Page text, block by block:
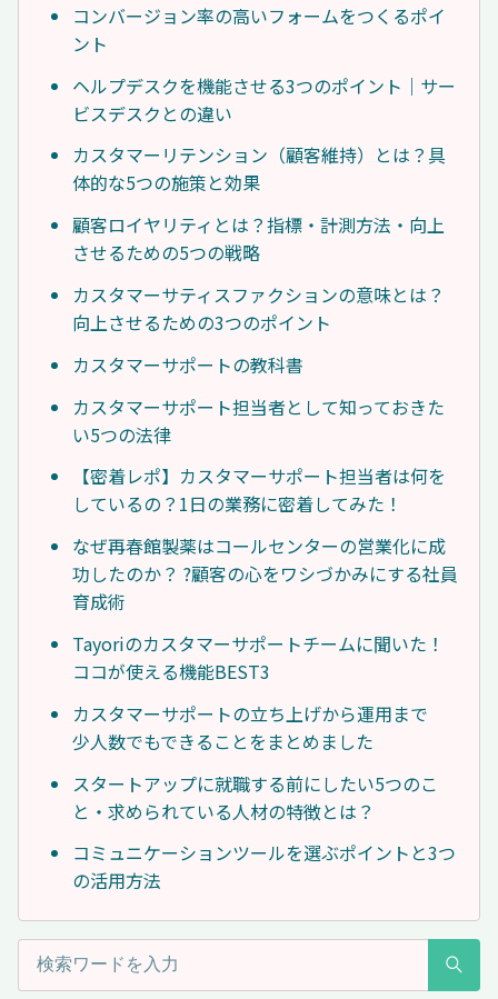
コンバージョン率の高いフォームをつくるポイ
ント
ヘルプデスクを機能させる3つのポイント｜サー
ビスデスクとの違い
カスタマーリテンション（顧客維持）とは？具
体的な5つの施策と効果
顧客ロイヤリティとは？指標・計測方法・向上
させるための5つの戦略
カスタマーサティスファクションの意味とは？
向上させるための3つのポイント
カスタマーサポートの教科書
カスタマーサポート担当者として知っておきた
い5つの法律
【密着レポ】カスタマーサポート担当者は何を
しているの？1日の業務に密着してみた！
なぜ再春館製薬はコールセンターの営業化に成
功したのか？ ?顧客の心をワシづかみにする社員
育成術
Tayoriのカスタマーサポートチームに聞いた！
ココが使える機能BEST3
カスタマーサポートの立ち上げから運用まで
少人数でもできることをまとめました
スタートアップに就職する前にしたい5つのこ
と・求められている人材の特徴とは？
コミュニケーションツールを選ぶポイントと3つ
の活用方法